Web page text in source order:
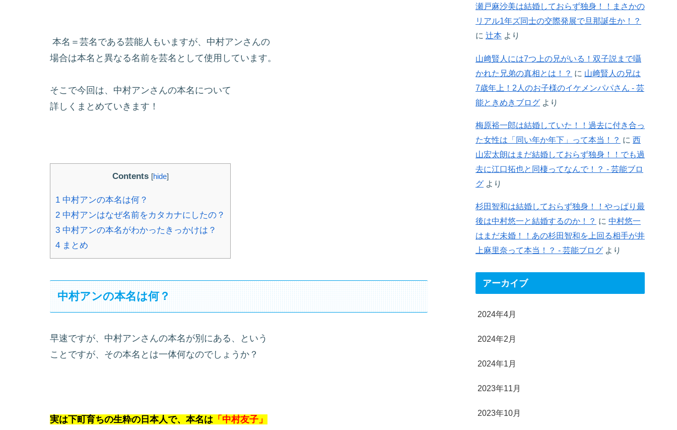
本名＝芸名である芸能人もいますが、中村アンさんの
場合は本名と異なる名前を芸名として使用しています。
そこで今回は、中村アンさんの本名 について
詳しくまとめていきます！
Contents [hide]
1 中村アンの本名は何？
2 中村アンはなぜ名前をカタカナにしたの？
3 中村アンの本名がわかったきっかけは？
4 まとめ
中村アンの本名は何？
早速ですが、中村アンさんの本名が別にある、という
ことですが、その本名とは一体何なのでしょうか？
実は下町育ちの生粋の日本人で、本名は 「中村友子」
瀬戸麻沙美は結婚しておらず独身！！まさかの
リアル1年ズ同士の交際発展で旦那誕生か！？
に 辻本 より
山﨑賢人には7つ上の兄がいる！双子説まで囁
かれた兄弟の真相とは！？ に 山﨑賢人の兄は
7歳年上！2人のお子様のイケメンパパさん - 芸
能ときめきブログ より
梅原裕一郎は結婚していた！！過去に付き合っ
た女性は「同い年か年下」って本当！？ に 西
山宏太朗はまだ結婚しておらず独身！！でも過
去に江口拓也と同棲ってなんで！？ - 芸能ブロ
グ より
杉田智和は結婚しておらず独身！！やっぱり最
後は中村悠一と結婚するのか！？ に 中村悠一
はまだ未婚！！あの杉田智和を上回る相手が井
上麻里奈って本当！？ - 芸能ブログ より
アーカイブ
2024年4月
2024年2月
2024年1月
2023年11月
2023年10月